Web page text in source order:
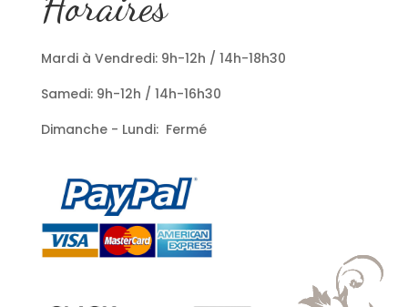
Mardi à Vendredi: 9h-12h / 14h-18h30
Samedi: 9h-12h / 14h-16h30
Dimanche - Lundi: Fermé